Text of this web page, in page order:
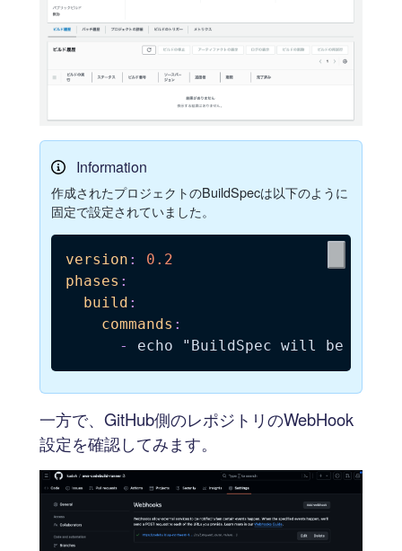
Information
作成されたプロジェクトのBuildSpecは以下のように
固定で設定されていました。
version :
0.2
phases :
build :
commands :
-
echo "BuildSpec will be
一方で、GitHub側のレポジトリのWebHook
設定を確認してみます。